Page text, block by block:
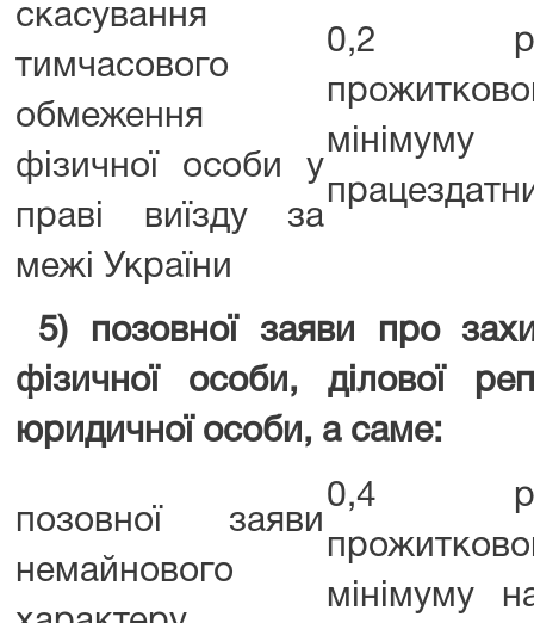
скасування
тимчасового
обмеження
фізичної особи у
праві виїзду за
межі України
0,2
5) позовної заяви про
фізичної особи, ділової
юридичної особи, а саме:
позовної заяви
немайнового
0,4
мінімуму